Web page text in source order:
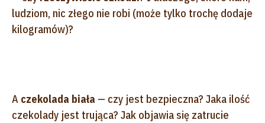
ludziom, nic złego nie robi (może tylko trochę dodaje
kilogramów)?
A czekolada biała — czy jest bezpieczna? Jaka ilość
czekolady jest trująca? Jak objawia się zatrucie